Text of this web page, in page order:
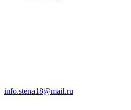
info.stena18@mail.ru